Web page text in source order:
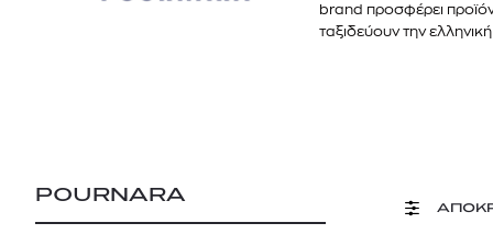
brand προσφέρει
ταξιδεύουν την
POURNARA